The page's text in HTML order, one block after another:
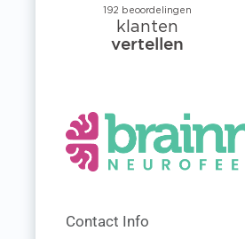
feedback op de
wanneer iets niet
maatwerk wat Tim
waarbij hij ook
interesse toont en
Contact Info